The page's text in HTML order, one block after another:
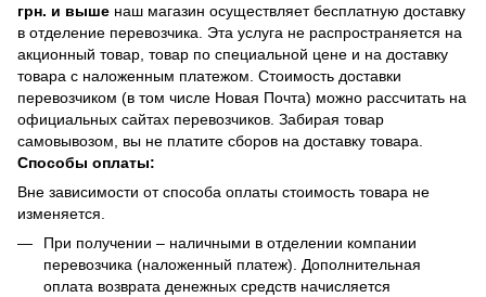
грн. и выше наш магазин осуществляет бесплатную доставку
в отделение перевозчика. Эта услуга не распространяется на
акционный товар, товар по специальной цене и на доставку
товара с наложенным платежом. Стоимость доставки
перевозчиком (в том числе Новая Почта) можно рассчитать на
официальных сайтах перевозчиков. Забирая товар
самовывозом, вы не платите сборов на доставку товара.
Способы оплаты:
Вне зависимости от способа оплаты стоимость товара не
изменяется.
При получении – наличными в отделении компании
перевозчика (наложенный платеж). Дополнительная
оплата возврата денежных средств начисляется